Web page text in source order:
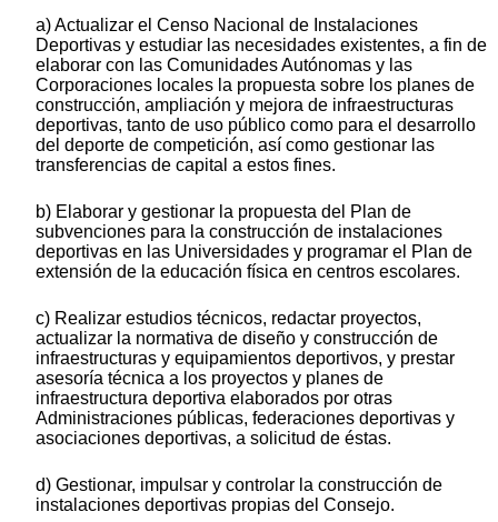
a) Actualizar el Censo Nacional de Instalaciones
Deportivas y estudiar las necesidades existentes, a fin de
elaborar con las Comunidades Autónomas y las
Corporaciones locales la propuesta sobre los planes de
construcción, ampliación y mejora de infraestructuras
deportivas, tanto de uso público como para el desarrollo
del deporte de competición, así como gestionar las
transferencias de capital a estos fines.
b) Elaborar y gestionar la propuesta del Plan de
subvenciones para la construcción de instalaciones
deportivas en las Universidades y programar el Plan de
extensión de la educación física en centros escolares.
c) Realizar estudios técnicos, redactar proyectos,
actualizar la normativa de diseño y construcción de
infraestructuras y equipamientos deportivos, y prestar
asesoría técnica a los proyectos y planes de
infraestructura deportiva elaborados por otras
Administraciones públicas, federaciones deportivas y
asociaciones deportivas, a solicitud de éstas.
d) Gestionar, impulsar y controlar la construcción de
instalaciones deportivas propias del Consejo.